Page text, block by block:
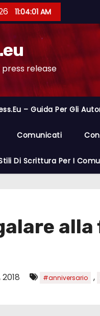
11:04:02 AM
release
– Guida Per Gli
Comunicati
Di Scrittura Per I
#anniversario ,